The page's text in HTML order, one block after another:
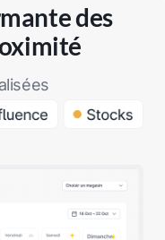
des